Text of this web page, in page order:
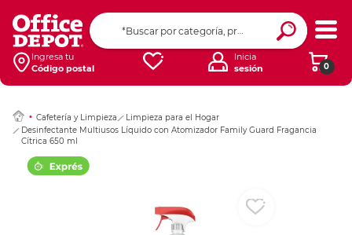
Ingresa tu
Código postal
0
Inicia
sesión
Cafetería y Limpieza
Limpieza para el Hogar
Desinfectante Multiusos Líquido con Atomizador Family Guard Fragancia
Cítrica 650 ml
Ingresar Codigo